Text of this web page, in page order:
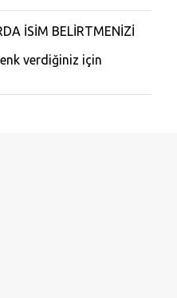
İSİM BELİRTMENİZİ
verdiğiniz için